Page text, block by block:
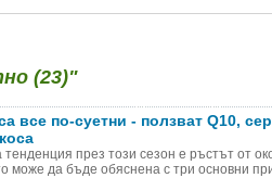
(23)"
все по-суетни - ползват Q10,
тенденция през този сезон е ръстът от
може да бъде обяснена с три основни